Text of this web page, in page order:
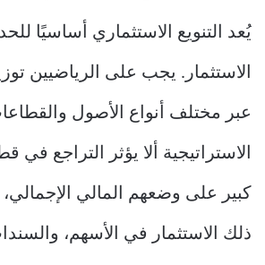
يُعد التنويع الاستثماري أساسيًا
الاستثمار. يجب على الرياضيين
عبر مختلف أنواع الأصول
الاستراتيجية ألا يؤثر التراجع
كبير على وضعهم المالي
ذلك الاستثمار في الأسهم،